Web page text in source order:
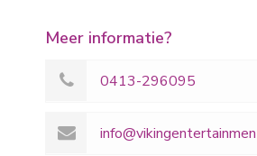
Meer informatie?
0413-296095